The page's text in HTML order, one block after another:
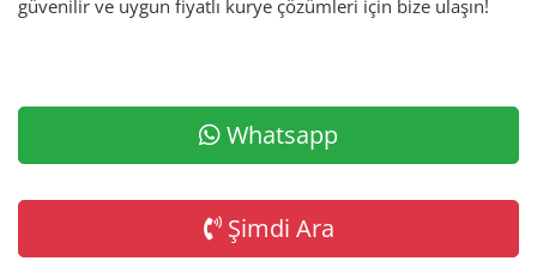
güvenilir ve uygun fiyatlı kurye çözümleri için bize ulaşın!
Whatsapp
Şimdi Ara